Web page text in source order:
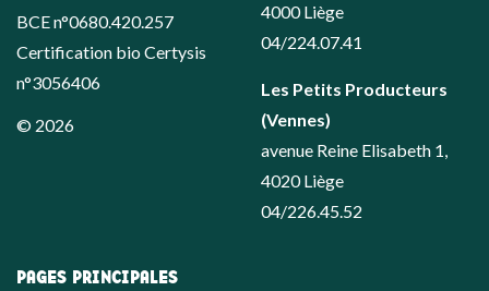
BCE n°0680.420.257
Certification bio Certysis
n°3056406
© 2026
4000 Liège
04/224.07.41
Les Petits Producteurs
(Vennes)
avenue Reine Elisabeth 1,
4020 Liège
04/226.45.52
PAGES PRINCIPALES